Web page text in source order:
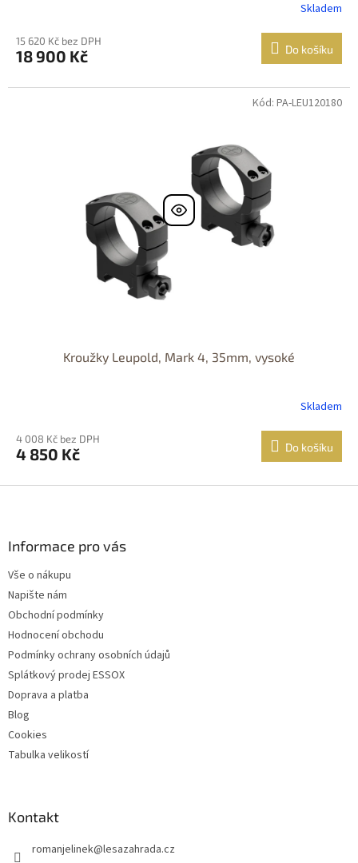
Skladem
15 620 Kč bez DPH
18 900 Kč Do košíku
Kroužky Leupold, Mark 4, 35mm, vysoké
Skladem
4 008 Kč bez DPH
4 850 Kč Do košíku
Kód: PA-LEU120180
Informace pro vás
Vše o nákupu
Napište nám
Obchodní podmínky
Hodnocení obchodu
Podmínky ochrany osobních údajů
Splátkový prodej ESSOX
Doprava a platba
Blog
Cookies
Tabulka velikostí
Kontakt
romanjelinek@lesazahrada.cz